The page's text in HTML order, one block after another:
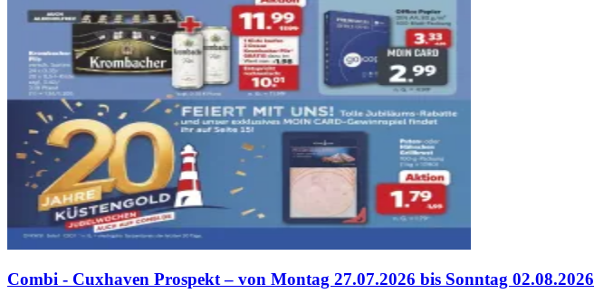
Combi - Cuxhaven Prospekt – von Montag 27.07.2026 bis Sonntag 02.08.2026